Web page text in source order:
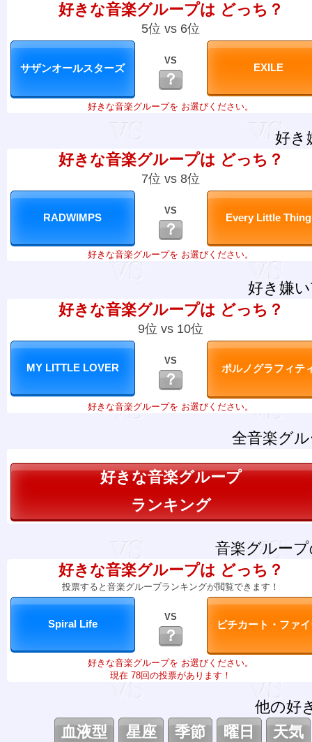
好きな音楽グループは どっち？
5位 vs 6位
VS
？
好きな音楽グループを お選びください。
好き
好きな音楽グループは どっち？
7位 vs 8位
VS
？
好きな音楽グループを お選びください。
好き嫌
好きな音楽グループは どっち？
9位 vs 10位
VS
？
好きな音楽グループを お選びください。
全音楽グ
好きな音楽グループ
ランキング
音楽グルー
好きな音楽グループは どっち？
投票すると音楽グループランキングが閲覧できます！
VS
？
好きな音楽グループを お選びください。
現在 78回の投票があります！
他の好
血液型
星座 季節 曜日
天気